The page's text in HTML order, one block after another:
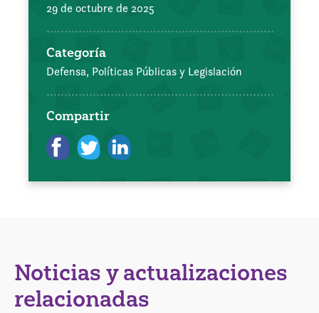
29 de octubre de 2025
Categoría
Defensa, Políticas Públicas y Legislación
Compartir
Noticias y actualizaciones
relacionadas